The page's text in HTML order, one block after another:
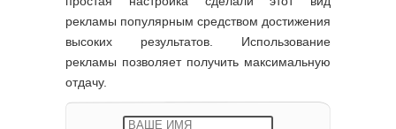
рекламы популярным средством достижения
высоких результатов. Использование
рекламы позволяет получить максимальную
отдачу.